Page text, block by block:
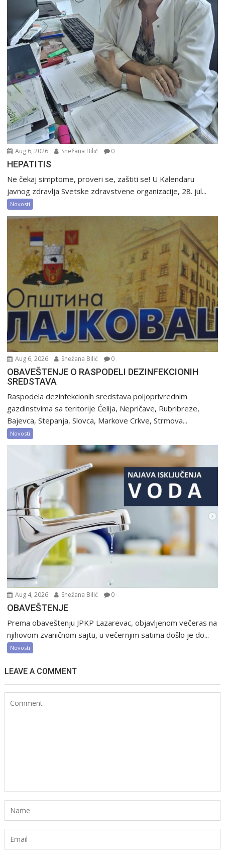
Aug 6, 2026 Snežana Bilić 0
HEPATITIS
Ne čekaj simptome, proveri se, zaštiti se! U Kalendaru
javnog zdravlja Svetske zdravstvene organizacije, 28. jul...
Novosti
Aug 6, 2026 Snežana Bilić 0
OBAVEŠTENJE O RASPODELI DEZINFEKCIONIH
SREDSTAVA
Raspodela dezinfekcionih sredstava poljoprivrednim
gazdinstvima sa teritorije Ćelija, Nepričave, Rubribreze,
Bajevca, Stepanja, Slovca, Markove Crkve, Strmova...
Novosti
Aug 4, 2026 Snežana Bilić 0
OBAVEŠTENJE
Prema obaveštenju JPKP Lazarevac, objavljenom večeras na
njihovom zvaničnom sajtu, u večernjim satima došlo je do...
Novosti
LEAVE A COMMENT